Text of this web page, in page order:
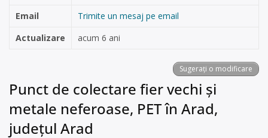
Email
Trimite un mesaj pe email
Actualizare
acum 6 ani
Sugerați o modificare
Punct de colectare fier vechi și
metale neferoase, PET în Arad,
județul Arad